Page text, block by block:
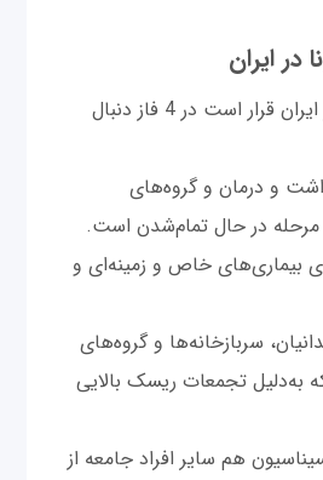
در ایران
واکسیناسیون کرونا در ایران قرار است در 4 فاز دنبال
و درمان و گروه‌های
مرحله در حال تمام‌شدن است.
بیماری‌های خاص و زمینه‌ای و
سربازخانه‌ها و گروه‌های
تجمعات ریسک بالایی
هم سایر افراد جامعه از